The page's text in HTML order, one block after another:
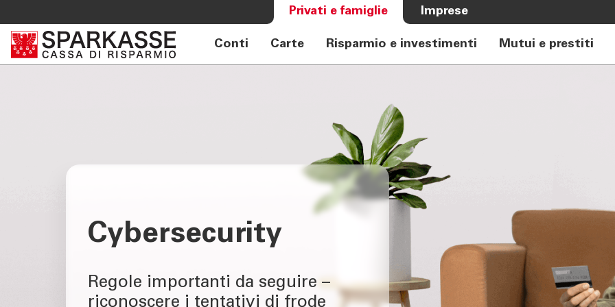
Privati e famiglie Imprese
Conti Carte Risparmio e investimenti Mutui e prestiti
Pagamenti Mobile
Giovani - Spark
Club Sparkasse
Sostenibilità
Cybersecurity
Regole importanti da seguire –
riconoscere i tentativi di frode